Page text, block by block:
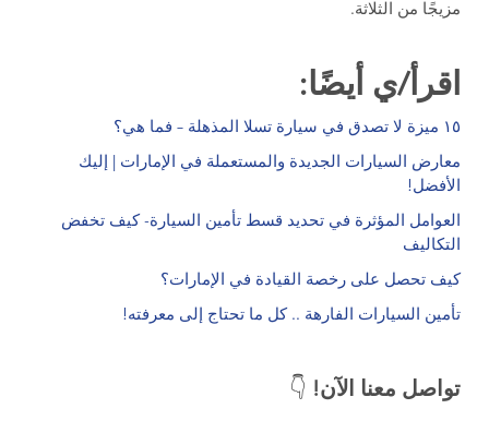
مزيجًا من الثلاثة.
اقرأ/ي أيضًا:
١٥ ميزة لا تصدق في سيارة تسلا المذهلة – فما هي؟
معارض السيارات الجديدة والمستعملة في الإمارات | إليك
الأفضل!
العوامل المؤثرة في تحديد قسط تأمين السيارة- كيف تخفض
التكاليف
كيف تحصل على رخصة القيادة في الإمارات؟
تأمين السيارات الفارهة .. كل ما تحتاج إلى معرفته!
تواصل معنا الآن! 👇